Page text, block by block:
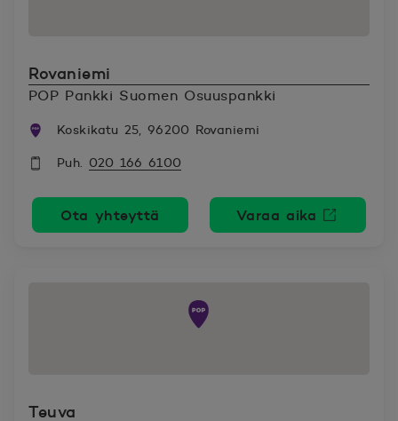
Rovaniemi
POP Pankki Suomen Osuuspankki
Koskikatu 25, 96200 Rovaniemi
Puh. 020 166 6100
Ota yhteyttä Varaa aika
Avautuu
Teuva